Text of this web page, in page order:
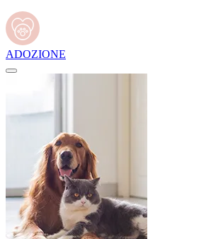
ADOZIONE